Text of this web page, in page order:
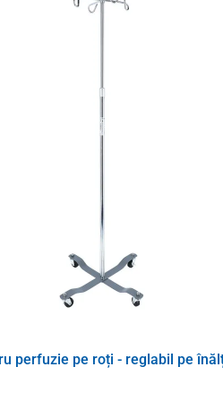
a structurii există roți largi care
perfuzie pe roți - reglabil pe